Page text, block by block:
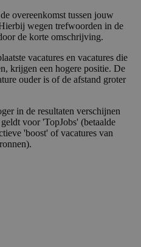
overeenkomst tussen jouw
wegen trefwoorden in de
de korte omschrijving.
vacatures en vacatures die
krijgen een hogere positie. De
ouder is of de afstand groter
in de resultaten verschijnen
voor 'TopJobs' (betaalde
'boost' of vacatures van